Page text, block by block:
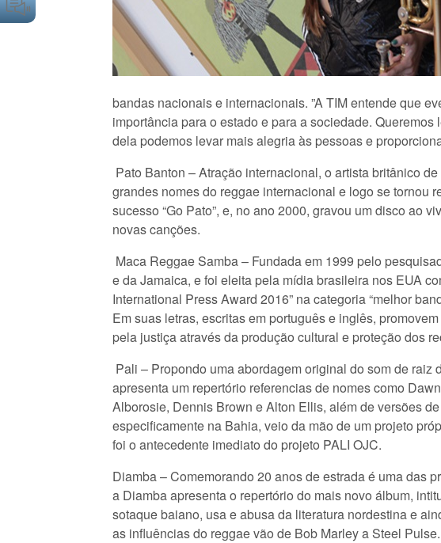
bandas nacionais e internacionais. ”A TIM entende que
importância para o estado e para a sociedade.
dela podemos levar mais alegria às pessoas e
Pato Banton – Atração internacional, o artista britânico
grandes nomes do reggae internacional e logo se tornou
sucesso “Go Pato”, e, no ano 2000, gravou um disco ao
novas canções.
Maca Reggae Samba – Fundada em 1999 pelo
e da Jamaica, e foi eleita pela mídia brasileira nos EUA
International Press Award 2016” na categoria “melhor
Em suas letras, escritas em português e inglês,
pela justiça através da produção cultural e proteção dos
Pali – Propondo uma abordagem original do som de
apresenta um repertório referencias de nomes como
Alborosie, Dennis Brown e Alton Ellis, além de versões
especificamente na Bahia, veio da mão de um projeto
foi o antecedente imediato do projeto PALI OJC.
Diamba – Comemorando 20 anos de estrada é uma das
a Diamba apresenta o repertório do mais novo álbum,
sotaque baiano, usa e abusa da literatura nordestina e
as influências do reggae vão de Bob Marley a Steel Pulse.